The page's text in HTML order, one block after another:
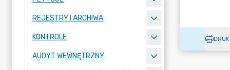
REJESTRY I ARCHIWA
KONTROLE
AUDYT WEWNĘTRZNY